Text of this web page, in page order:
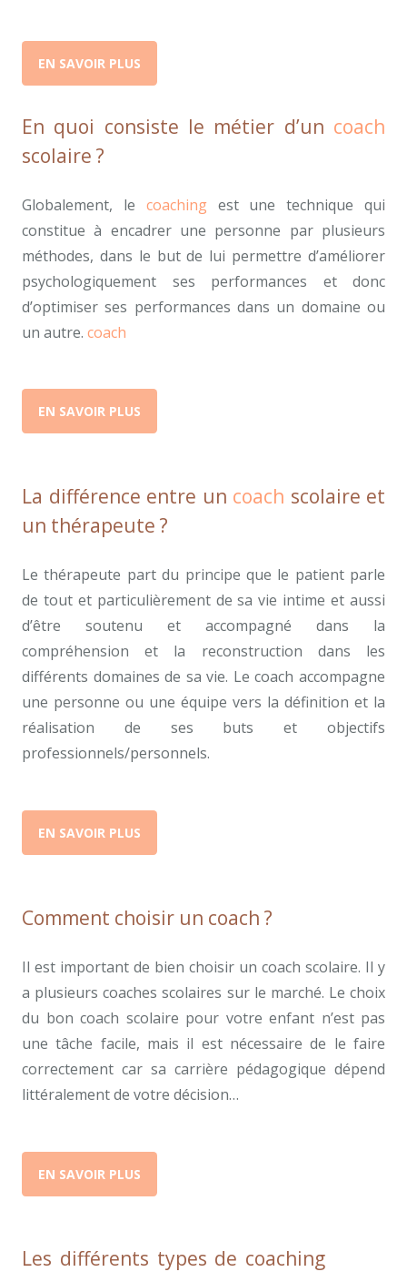
EN SAVOIR PLUS
En quoi consiste le métier d’un coach
scolaire ?
Globalement, le coachingest une technique qui
constitue à encadrer une personne par plusieurs
méthodes, dans le but de lui permettre d’améliorer
psychologiquement ses performances et donc
d’optimiser ses performances dans un domaine ou
un autre. coach
EN SAVOIR PLUS
La différence entre un coach scolaire et
un thérapeute ?
Le thérapeute part du principe que le patient parle
de tout et particulièrement de sa vie intime et aussi
d’être soutenu et accompagné dans la
compréhension et la reconstruction dans les
différents domaines de sa vie. Le coach accompagne
une personne ou une équipe vers la définition et la
réalisation de ses buts et objectifs
professionnels/personnels.
EN SAVOIR PLUS
Comment choisir un coach ?
Il est important de bien choisir un coach scolaire. Il y
a plusieurs coaches scolaires sur le marché. Le choix
du bon coach scolaire pour votre enfant n’est pas
une tâche facile, mais il est nécessaire de le faire
correctement car sa carrière pédagogique dépend
littéralement de votre décision…
EN SAVOIR PLUS
Les différents types de coaching